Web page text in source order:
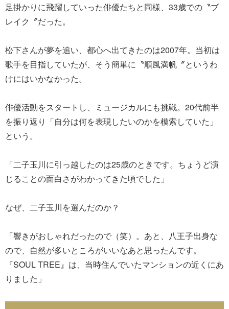
足掛かりに飛躍していった俳優たちと同様、33歳での〝ブ
レイク〞だった。
松下さんが夢を追い、都心へ出てきたのは2007年。当初は
歌手を目指していたが、そう簡単に〝順風満帆〞というわ
けにはいかなかった。
俳優活動をスタートし、ミュージカルにも挑戦。20代前半
を振り返り「自分は何を表現したいのかを模索していた」
という。
「二子玉川に引っ越したのは25歳のときです。ちょうど演
じることの面白さがわかってきた頃でした」
なぜ、二子玉川を選んだのか？
「響きがおしゃれだったので（笑）。あと、八王子出身な
ので、自然が多いところがいいなあと思ったんです。
『SOUL TREE』は、当時住んでいたマンションの近くにあ
りました」